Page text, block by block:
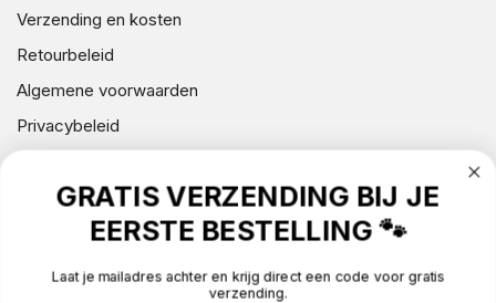
A
M
E
L
N
G
:
Verzending en kosten
Retourbeleid
Algemene voorwaarden
Privacybeleid
Klachten
Over Silly Dog
GRATIS VERZENDING BIJ JE
EERSTE BESTELLING 🐾
Laat je mailadres achter en krijg direct een code voor gratis
verzending.